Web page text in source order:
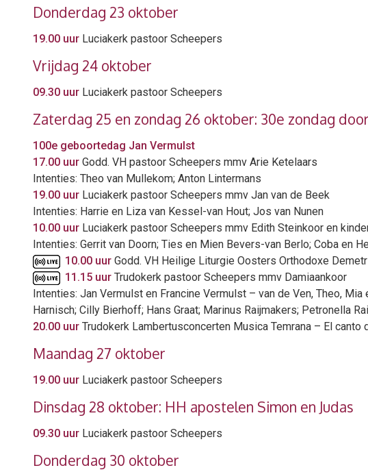
Donderdag 23 oktober
19.00 uur Luciakerk pastoor Scheepers
Vrijdag 24 oktober
09.30 uur Luciakerk pastoor Scheepers
Zaterdag 25 en zondag 26 oktober: 30e zondag
100e geboortedag Jan Vermulst
17.00 uur Godd. VH pastoor Scheepers mmv Arie Ketelaars
Intenties: Theo van Mullekom; Anton Lintermans
19.00 uur Luciakerk pastoor Scheepers mmv Jan van de Beek
Intenties: Harrie en Liza van Kessel-van Hout; Jos van Nunen
10.00 uur Luciakerk pastoor Scheepers mmv Edith Steinkoor en
Intenties: Gerrit van Doorn; Ties en Mien Bevers-van Berlo; Coba en
10.00 uur Godd. VH Heilige Liturgie Oosters Orthodoxe
11.15 uur Trudokerk pastoor Scheepers mmv Damiaankoor
Intenties: Jan Vermulst en Francine Vermulst – van de Ven, Theo,
Harnisch; Cilly Bierhoff; Hans Graat; Marinus Raijmakers; Petronella
20.00 uur Trudokerk Lambertusconcerten Musica Temrana – El canto
Maandag 27 oktober
19.00 uur Luciakerk pastoor Scheepers
Dinsdag 28 oktober: HH apostelen Simon en Judas
09.30 uur Luciakerk pastoor Scheepers
Donderdag 30 oktober